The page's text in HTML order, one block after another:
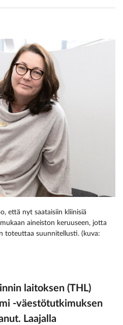
että nyt saataisiin kliinisiä
aineiston keruuseen, jotta
toteuttaa suunnitellusti. (kuva:
laitoksen (THL)
-väestötutkimuksen
Laajalla